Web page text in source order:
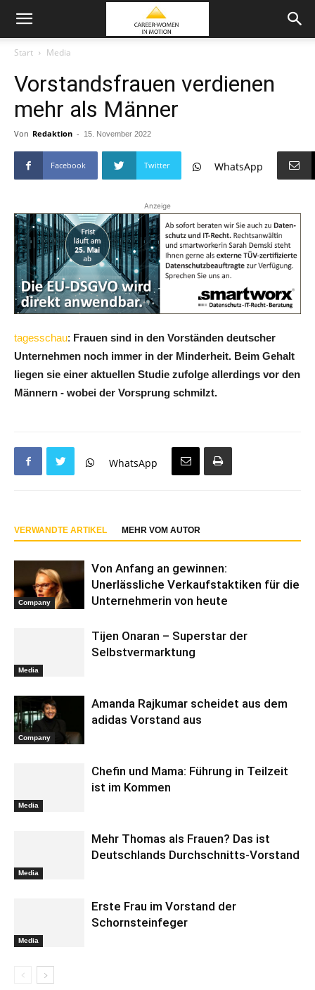
Start Media
Vorstandsfrauen verdienen
mehr als Männer
Von Redaktion - 15. November 2022
Facebook Twitter WhatsApp
Anzeige
tagesschau: Frauen sind in den Vorständen deutscher
Unternehmen noch immer in der Minderheit. Beim Gehalt
liegen sie einer aktuellen Studie zufolge allerdings vor den
Männern - wobei der Vorsprung schmilzt.
WhatsApp
VERWANDTE ARTIKEL MEHR VOM AUTOR
Company
Von Anfang an gewinnen:
Unerlässliche Verkaufstaktiken für die
Unternehmerin von heute
Media
Tijen Onaran – Superstar der
Selbstvermarktung
Company
Amanda Rajkumar scheidet aus dem
adidas Vorstand aus
Media
Chefin und Mama: Führung in Teilzeit
ist im Kommen
Media
Mehr Thomas als Frauen? Das ist
Deutschlands Durchschnitts-Vorstand
Media
Erste Frau im Vorstand der
Schornsteinfeger